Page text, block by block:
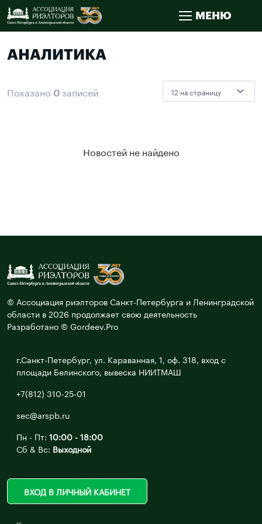
МЕНЮ
АНАЛИТИКА
Показано 0записей
Новостей не найдено
© Ассоциация риэлторов Санкт-Петербурга и Ленинградской
области в 2026 продолжает свою деятельность
Разработано © Gordeev.Pro
г.Санкт-Петербург, ул. Караванная, 1, оф. 318, вход с
площади Белинского, вывеска НИИТМАШ
+7(812) 310-25-01
sec@arspb.ru
Пн - Пт: 10:00 - 18:00
Сб & Вс: Выходной
ВХОД В ЛИЧНЫЙ КАБИНЕТ